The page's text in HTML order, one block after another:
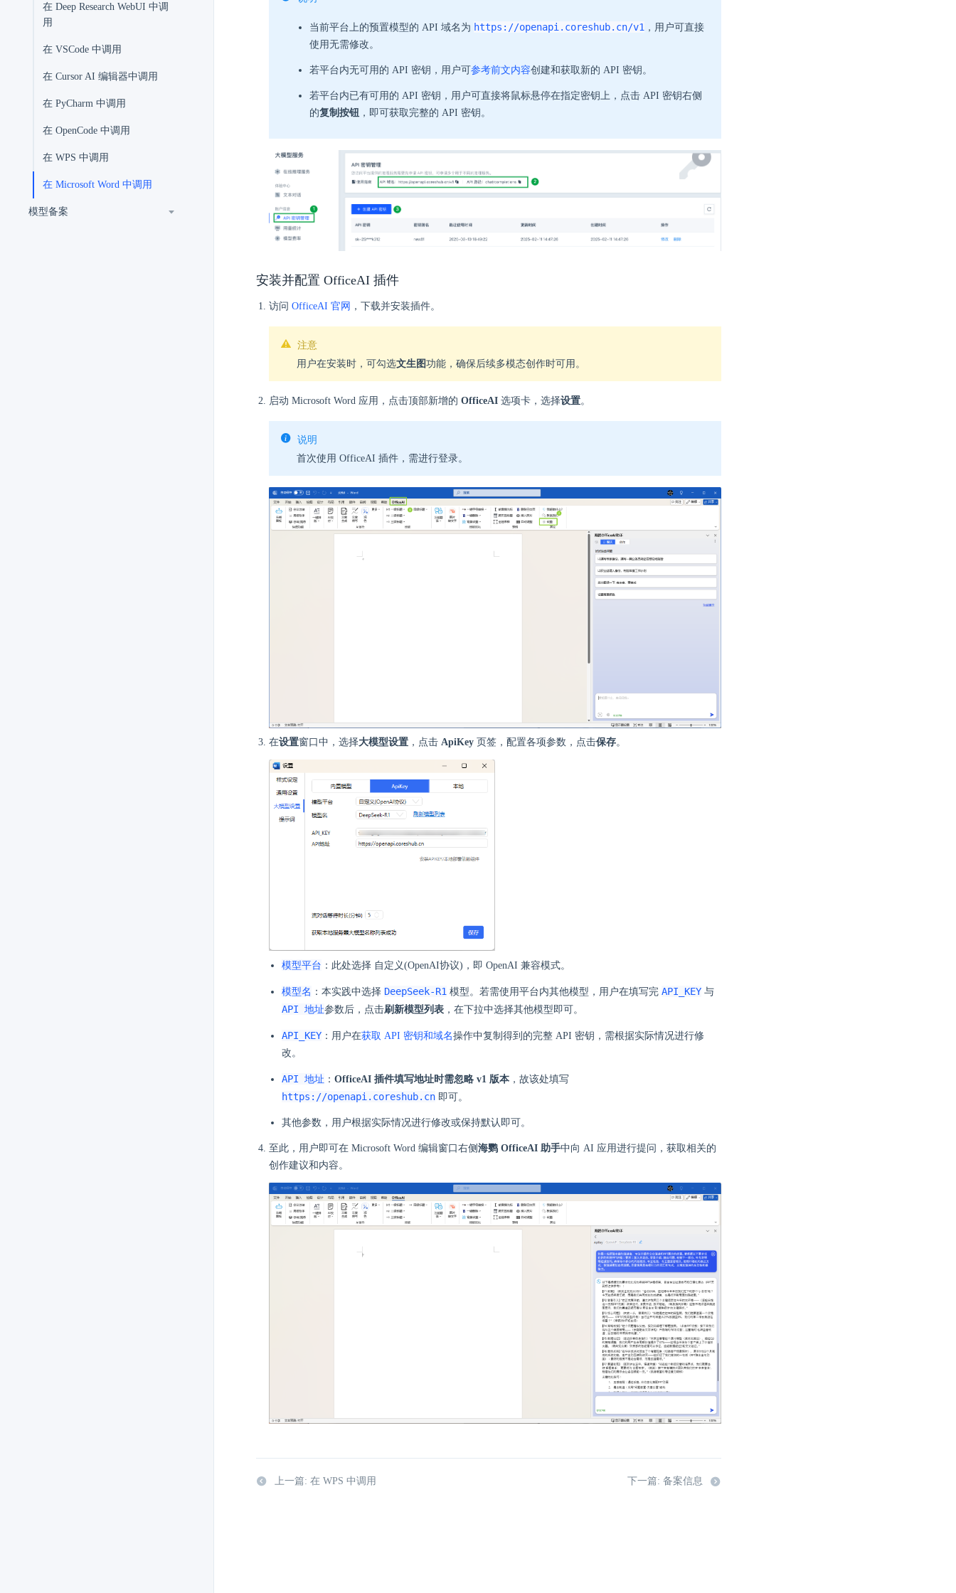
在 Deep Research WebUI 中调
用
在 VSCode 中调用
在 Cursor AI 编辑器中调用
在 PyCharm 中调用
在 OpenCode 中调用
在 WPS 中调用
在 Microsoft Word 中调用
模型备案
当前平台上的预置模型的 API 域名为 https://openapi.coreshub.cn/v1 ，用户可直接
使用无需修改。
若平台内无可用的 API 密钥，用户可参考前文内容创建和获取新的 API 密钥。
若平台内已有可用的 API 密钥，用户可直接将鼠标悬停在指定密钥上，点击 API 密钥右侧
的复制按钮 ，即可获取完整的 API 密钥。
安装并配置 OfficeAI 插件
访问 OfficeAI 官网 ，下载并安装插件。
注意
用户在安装时，可勾选文生图功能，确保后续多模态创作时可用。
启动 Microsoft Word 应用，点击顶部新增的 OfficeAI 选项卡，选择设置。
说明
首次使用 OfficeAI 插件，需进行登录。
在设置窗口中，选择大模型设置 ，点击 ApiKey 页签，配置各项参数，点击保存。
模型平台 ：此处选择 自定义(OpenAI协议)，即 OpenAI 兼容模式。
模型名 ：本实践中选择 DeepSeek-R1 模型。若需使用平台内其他模型，用户在填写完 API_KEY 与
API 地址参数后，点击刷新模型列表 ，在下拉中选择其他模型即可。
API_KEY ：用户在获取 API 密钥和域名操作中复制得到的完整 API 密钥，需根据实际情况进行修
改。
API 地址 ： OfficeAI 插件填写地址时需忽略 v1 版本 ，故该处填写
https://openapi.coreshub.cn 即可。
其他参数，用户根据实际情况进行修改或保持默认即可。
至此，用户即可在 Microsoft Word 编辑窗口右侧 海鹦 OfficeAI 助手中向 AI 应用进行提问，获取相关的
创作建议和内容。
上一篇: 在 WPS 中调用 下一篇: 备案信息